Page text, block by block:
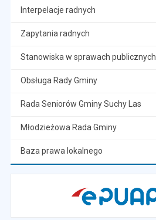
Interpelacje radnych
Zapytania radnych
Stanowiska w sprawach publicznych
Obsługa Rady Gminy
Rada Seniorów Gminy Suchy Las
Młodzieżowa Rada Gminy
Baza prawa lokalnego